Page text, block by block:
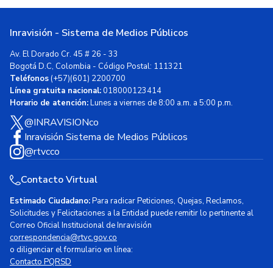
Inravisión - Sistema de Medios Públicos
Av. El Dorado Cr. 45 # 26 - 33
Bogotá D.C, Colombia - Código Postal: 111321
Teléfonos(+57)(601) 2200700
Línea gratuita nacional:018000123414
Horario de atención:Lunes a viernes de 8:00 a.m. a 5:00 p.m.
@INRAVISIONco
Inravisión Sistema de Medios Públicos
@rtvcco
Contacto Virtual
Estimado Ciudadano:Para radicar Peticiones, Quejas, Reclamos,
Solicitudes y Felicitaciones a la Entidad puede remitir lo pertinente al
Correo Oficial Institucional de Inravisión
correspondencia@rtvc.gov.co
o diligenciar el formulario en línea:
Contacto PQRSD